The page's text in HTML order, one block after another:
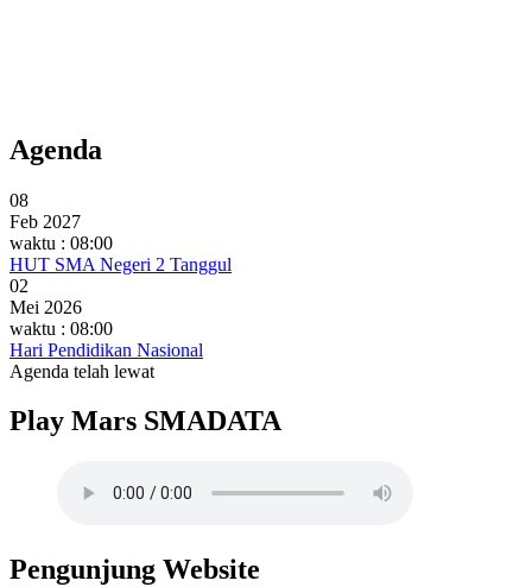
Agenda
08
Feb 2027
waktu : 08:00
HUT SMA Negeri 2 Tanggul
02
Mei 2026
waktu : 08:00
Hari Pendidikan Nasional
Agenda telah lewat
Play Mars SMADATA
Pengunjung Website